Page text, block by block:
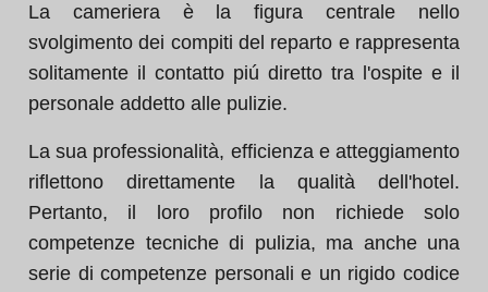
La cameriera è la figura centrale nello
svolgimento dei compiti del reparto e rappresenta
solitamente il contatto piú diretto tra l'ospite e il
personale addetto alle pulizie.
La sua professionalità, efficienza e atteggiamento
riflettono direttamente la qualità dell'hotel.
Pertanto, il loro profilo non richiede solo
competenze tecniche di pulizia, ma anche una
serie di competenze personali e un rigido codice